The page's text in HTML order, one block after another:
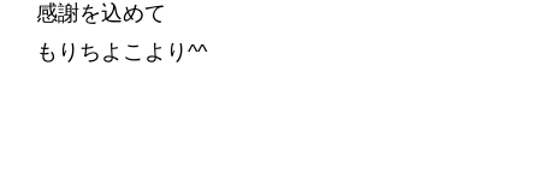
感謝を込めて
もりちよこより^^